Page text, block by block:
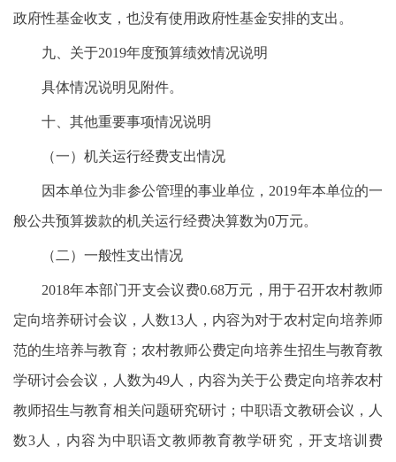
政府性基金收支，也没有使用政府性基金安排的支出。
九、关于2019年度预算绩效情况说明
具体情况说明见附件。
十、其他重要事项情况说明
（一）机关运行经费支出情况
因本单位为非参公管理的事业单位，2019年本单位的一
般公共预算拨款的机关运行经费决算数为0万元。
（二）一般性支出情况
2018年本部门开支会议费0.68万元，用于召开农村教师
定向培养研讨会议，人数13人，内容为对于农村定向培养师
范的生培养与教育；农村教师公费定向培养生招生与教育教
学研讨会会议，人数为49人，内容为关于公费定向培养农村
教师招生与教育相关问题研究研讨；中职语文教研会议，人
数3人，内容为中职语文教师教育教学研究，开支培训费